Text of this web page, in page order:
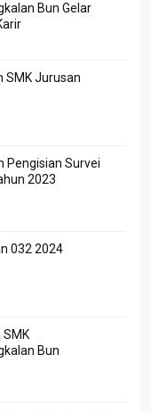
Bun Gelar
SMK Jurusan
Pengisian Survei
2023
032 2024
SMK
Bun